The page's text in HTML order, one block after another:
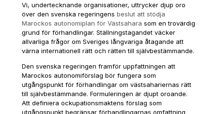
Vi, undertecknande organisationer, uttrycker djup oro
över den svenska regeringens beslut att stödja
Marockos autonomiplan för Västsahara som en trovärdig
grund för förhandlingar. Ställningstagandet väcker
allvarliga frågor om Sveriges långvariga åtagande att
värna internationell rätt och rätten till självbestämmande.
Den svenska regeringen framför uppfattningen att
Marockos autonomiförslag bör fungera som
utgångspunkt för förhandlingar om västsahariernas rätt
till självbestämmande. Formuleringen är djupt oroande.
Att definiera ockupationsmaktens förslag som
utgångspunkt begränsar förhandlingarnas omfattning